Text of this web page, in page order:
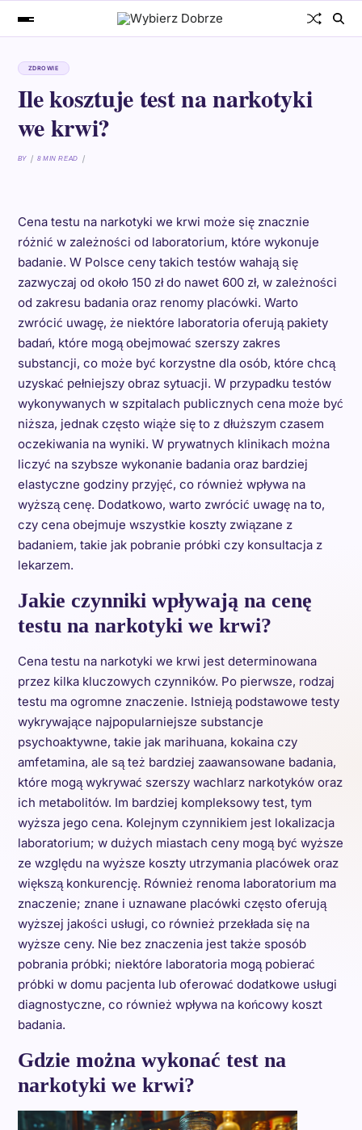
ZDROWIE
Ile kosztuje test na narkotyki
we krwi?
BY 8 MIN READ
Cena testu na narkotyki we krwi może się znacznie
różnić w zależności od laboratorium, które wykonuje
badanie. W Polsce ceny takich testów wahają się
zazwyczaj od około 150 zł do nawet 600 zł, w zależności
od zakresu badania oraz renomy placówki. Warto
zwrócić uwagę, że niektóre laboratoria oferują pakiety
badań, które mogą obejmować szerszy zakres
substancji, co może być korzystne dla osób, które chcą
uzyskać pełniejszy obraz sytuacji. W przypadku testów
wykonywanych w szpitalach publicznych cena może być
niższa, jednak często wiąże się to z dłuższym czasem
oczekiwania na wyniki. W prywatnych klinikach można
liczyć na szybsze wykonanie badania oraz bardziej
elastyczne godziny przyjęć, co również wpływa na
wyższą cenę. Dodatkowo, warto zwrócić uwagę na to,
czy cena obejmuje wszystkie koszty związane z
badaniem, takie jak pobranie próbki czy konsultacja z
lekarzem.
Jakie czynniki wpływają na cenę
testu na narkotyki we krwi?
Cena testu na narkotyki we krwi jest determinowana
przez kilka kluczowych czynników. Po pierwsze, rodzaj
testu ma ogromne znaczenie. Istnieją podstawowe testy
wykrywające najpopularniejsze substancje
psychoaktywne, takie jak marihuana, kokaina czy
amfetamina, ale są też bardziej zaawansowane badania,
które mogą wykrywać szerszy wachlarz narkotyków oraz
ich metabolitów. Im bardziej kompleksowy test, tym
wyższa jego cena. Kolejnym czynnikiem jest lokalizacja
laboratorium; w dużych miastach ceny mogą być wyższe
ze względu na wyższe koszty utrzymania placówek oraz
większą konkurencję. Również renoma laboratorium ma
znaczenie; znane i uznawane placówki często oferują
wyższej jakości usługi, co również przekłada się na
wyższe ceny. Nie bez znaczenia jest także sposób
pobrania próbki; niektóre laboratoria mogą pobierać
próbki w domu pacjenta lub oferować dodatkowe usługi
diagnostyczne, co również wpływa na końcowy koszt
badania.
Gdzie można wykonać test na
narkotyki we krwi?